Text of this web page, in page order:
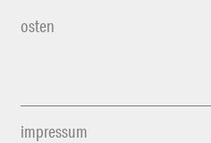
osten
impressum